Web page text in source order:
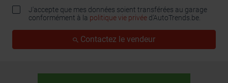
J'accepte que mes données soient transférées au garage
conformément à la politique vie privée d’AutoTrends.be.
Contactez le vendeur